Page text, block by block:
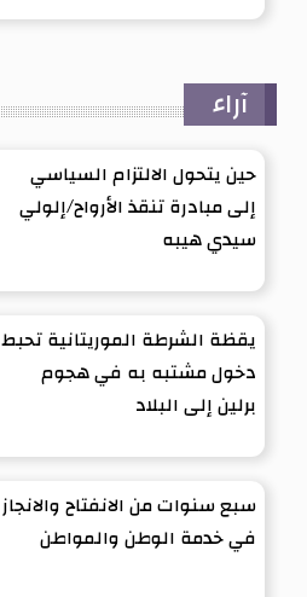
آراء
حين يتحول الالتزام السياسي
إلى مبادرة تنقذ الأرواح/إلولي
سيدي هيبه
يقظة الشرطة الموريتانية تحبط
دخول مشتبه به في هجوم
برلين إلى البلاد
سبع سنوات من الانفتاح والانجاز
في خدمة الوطن والمواطن